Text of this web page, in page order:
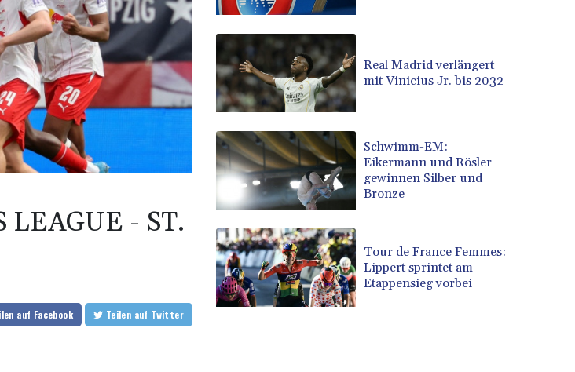
- ST.
auf Facebook Teilen auf Twitter
Real Madrid verlängert
mit Vinicius Jr. bis 2032
Schwimm-EM:
Eikermann und Rösler
gewinnen Silber und
Bronze
Tour de France Femmes:
Lippert sprintet am
Etappensieg vorbei